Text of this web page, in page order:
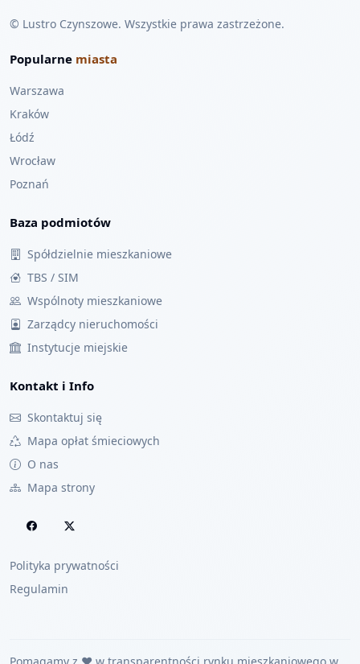
© Lustro Czynszowe. Wszystkie prawa zastrzeżone.
Popularne miasta
Warszawa
Kraków
Łódź
Wrocław
Poznań
Baza podmiotów
Spółdzielnie mieszkaniowe
TBS / SIM
Wspólnoty mieszkaniowe
Zarządcy nieruchomości
Instytucje miejskie
Kontakt i Info
Skontaktuj się
Mapa opłat śmieciowych
O nas
Mapa strony
Polityka prywatności
Regulamin